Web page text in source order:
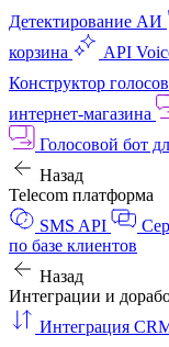
Детектирование АИ
корзина
API
Конструктор
интернет‑магазина
Голосовой бот
Назад
Telecom платформа
SMS API
по базе клиентов
Назад
Интеграции и
Интеграция